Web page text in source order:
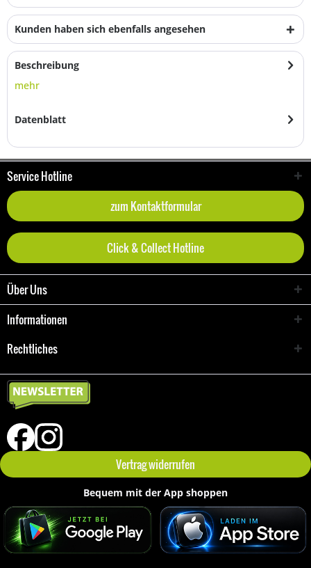
Kunden haben sich ebenfalls angesehen
Beschreibung
mehr
Datenblatt
Service Hotline
zum Kontaktformular
Click & Collect Hotline
Über Uns
Informationen
Rechtliches
Vertrag widerrufen
Bequem mit der App shoppen